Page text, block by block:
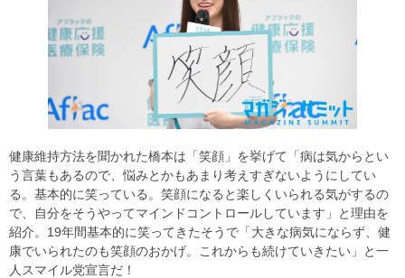
健康維持方法を聞かれた橋本は「笑顔」を挙げて「病は気からとい
う言葉もあるので、悩みとかもあまり考えすぎないようにしてい
る。基本的に笑っている。笑顔になると楽しくいられる気がするの
で、自分をそうやってマインドコントロールしています」と理由を
紹介。19年間基本的に笑ってきたそうで「大きな病気にならず、健
康でいられたのも笑顔のおかげ。これからも続けていきたい」と一
人スマイル党宣言だ！